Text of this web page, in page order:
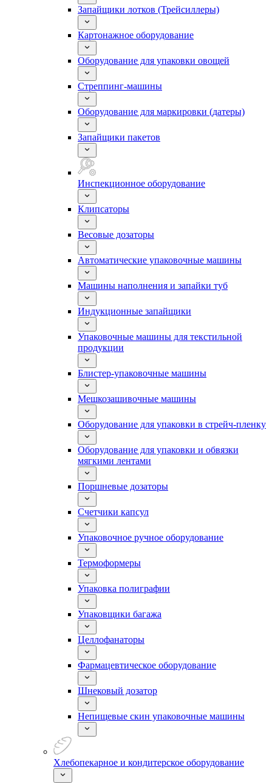
Запайщики лотков (Трейсиллеры)
Картонажное оборудование
Оборудование для упаковки овощей
Стреппинг-машины
Оборудование для маркировки (датеры)
Запайщики пакетов
Инспекционное оборудование
Клипсаторы
Весовые дозаторы
Автоматические упаковочные машины
Машины наполнения и запайки туб
Индукционные запайщики
Упаковочные машины для текстильной
продукции
Блистер-упаковочные машины
Мешкозашивочные машины
Оборудование для упаковки в стрейч-пленку
Оборудование для упаковки и обвязки
мягкими лентами
Поршневые дозаторы
Счетчики капсул
Упаковочное ручное оборудование
Термоформеры
Упаковка полиграфии
Упаковщики багажа
Целлофанаторы
Фармацевтическое оборудование
Шнековый дозатор
Непищевые скин упаковочные машины
Хлебопекарное и кондитерское оборудование